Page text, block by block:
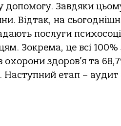
Завдяки
Відтак, на
послуги
Зокрема, це всі 100%
охорони здоров’я та
Наступний етап – аудит